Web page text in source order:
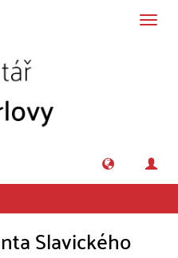
Slavického